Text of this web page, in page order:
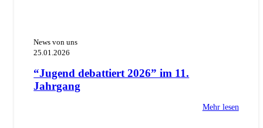
News von uns
25.01.2026
“Jugend debattiert 2026” im 11.
Jahrgang
Mehr lesen